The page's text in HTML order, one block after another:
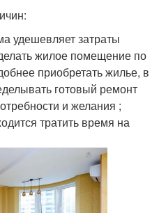
удешевляет затраты
жилое помещение по
приобретать жилье, в
готовый ремонт
и желания ;
тратить время на